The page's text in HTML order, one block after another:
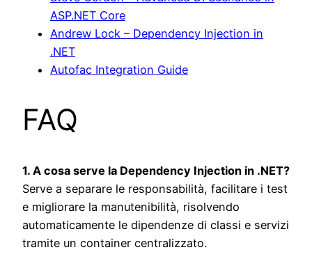
ASP.NET Core
Andrew Lock – Dependency Injection in
.NET
Autofac Integration Guide
FAQ
1. A cosa serve la Dependency Injection in .NET?
Serve a separare le responsabilità, facilitare i test
e migliorare la manutenibilità, risolvendo
automaticamente le dipendenze di classi e servizi
tramite un container centralizzato.